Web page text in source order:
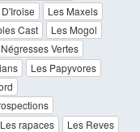
Les Maxels
Cast
Les Mogol
Vertes
Les Papyvores
Les rapaces
Les Reves